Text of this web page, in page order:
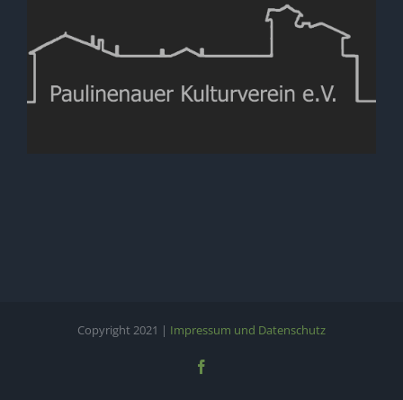
Copyright 2021 | Impressum und Datenschutz